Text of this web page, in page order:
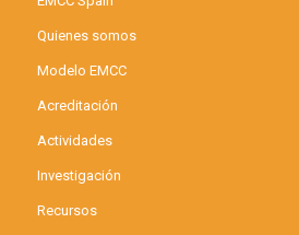
Quienes somos
Modelo EMCC
Acreditación
Actividades
Investigación
Recursos